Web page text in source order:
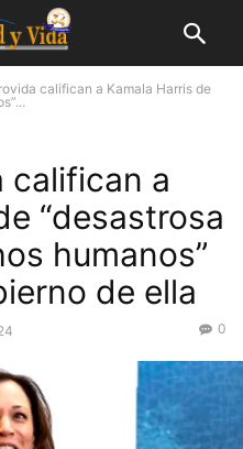
califican a Kamala Harris de
califican a
“desastrosa
humanos”
de ella
0